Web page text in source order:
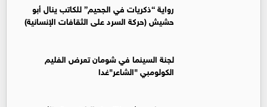
رواية “ذكريات في الجحيم” للكاتب ينال أبو
حشيش (حركة السرد على الثقافات الإنسانية)
لجنة السينما في شومان تعرض الفليم
الكولومبي "الشاعر"غدا